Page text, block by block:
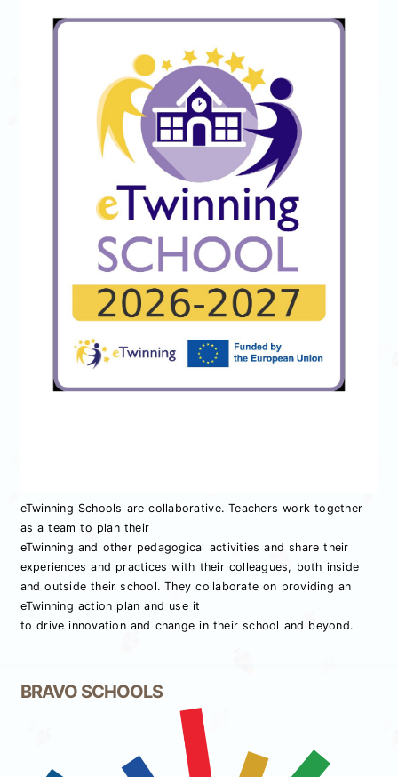
eTwinning Schools are collaborative. Teachers work together
as a team to plan their
eTwinning and other pedagogical activities and share their
experiences and practices with their colleagues, both inside
and outside their school. They collaborate on providing an
eTwinning action plan and use it
to drive innovation and change in their school and beyond.
BRAVO SCHOOLS